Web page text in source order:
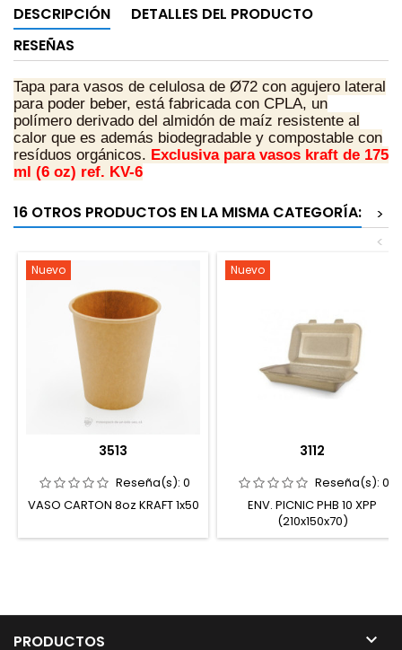
DESCRIPCIÓN
DETALLES DEL PRODUCTO
RESEÑAS
Tapa para vasos de celulosa de Ø72 con agujero lateral
para poder beber, está fabricada con CPLA, un
polímero derivado del almidón de maíz resistente al
calor que es además biodegradable y compostable con
resíduos orgánicos. Exclusiva para vasos kraft de 175
ml (6 oz) ref. KV-6
16 OTROS PRODUCTOS EN LA MISMA CATEGORÍA:
>
<
Nuevo
3513
Reseña(s): 0
VASO CARTON 8oz KRAFT 1x50
Nuevo
3112
Reseña(s): 0
ENV. PICNIC PHB 10 XPP
(210x150x70)
PRODUCTOS 